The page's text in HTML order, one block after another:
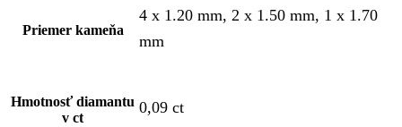
Priemer kameňa
4 x 1.20 mm, 2 x 1.50 mm, 1 x 1.70
mm
Hmotnosť diamantu
v ct
0,09 ct